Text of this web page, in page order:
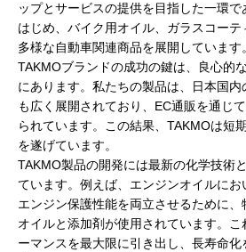
ップとサービスの提供を目指した一環
はじめ、バイク用オイル、ガラスコーテ
多様な自動車関連商品を展開しています。
TAKMOブランドの成功の鍵は、良心的
にあります。私たちの製品は、日本国
も広く展開されており、EC通販を通じ
られています。この結果、TAKMOは短
を遂げています。
TAKMO製品の開発には最新の化学技術
ています。例えば、エンジンオイルにお
エンジン保護性能を両立させるために
オイルと添加剤が使用されています。
ーマンスを最大限に引き出し、長寿命化